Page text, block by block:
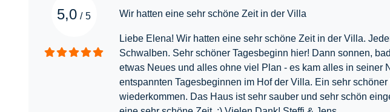
5,0 / 5 Wir hatten eine sehr schöne Zeit in der Villa
Liebe Elena! Wir hatten eine sehr schöne Zeit in der Villa.
Schwalben. Sehr schöner Tagesbeginn hier! Dann sonnen,
etwas Neues und alles ohne viel Plan - es kam alles in seiner
entspannten Tagesbeginnen im Hof der Villa. Ein sehr
wiederkommen. Das Haus ist sehr sauber und sehr schön